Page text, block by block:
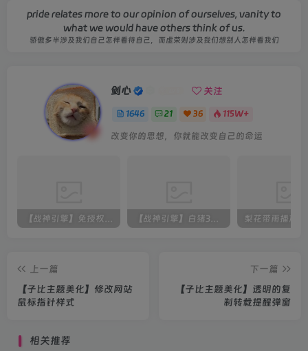
<?php endif; ?>
< !--BY：流浪源码网 www. lstray. com -->
<!-- 进入网站提醒来源地址和问候语客户端信息开始 --
pride relates more to our opinion of ourselves, vanity to
what we would have others think of us.
骄傲多半涉及我们自己怎样看待自己，而虚荣则涉及我们想别人怎样看我们
剑心 关注
1646 21 36 115W+
改变你的思想，你就能改变自己的命运
【战神引擎】免授权-原生 [全屏自动拾取] 插件 + 配置教程（更新修复版，具体自测） 【战神引擎】白猪3-流浪战神3神技8大陆全屏拾取版特色服务端+生肖+转生+秘境+神魔+双端+教程(更新眼神拾取)
上一篇
【子比主题美化】修改网站
鼠标指针样式
下一篇
【子比主题美化】透明的复
制转载提醒弹窗
相关推荐